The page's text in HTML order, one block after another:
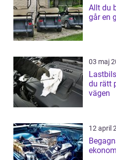
Allt du
går en
03 maj
du rätt
vägen
12 april